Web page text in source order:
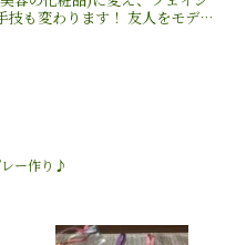
技も変わります！ 友人をモデル
ー作り♪